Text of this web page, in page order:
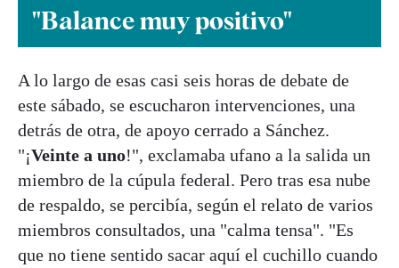
"Balance muy positivo"
A lo largo de esas casi seis horas de debate de
este sábado, se escucharon intervenciones, una
detrás de otra, de apoyo cerrado a Sánchez.
"¡Veinte a uno!", exclamaba ufano a la salida un
miembro de la cúpula federal. Pero tras esa nube
de respaldo, se percibía, según el relato de varios
miembros consultados, una "calma tensa". "Es
que no tiene sentido sacar aquí el cuchillo cuando